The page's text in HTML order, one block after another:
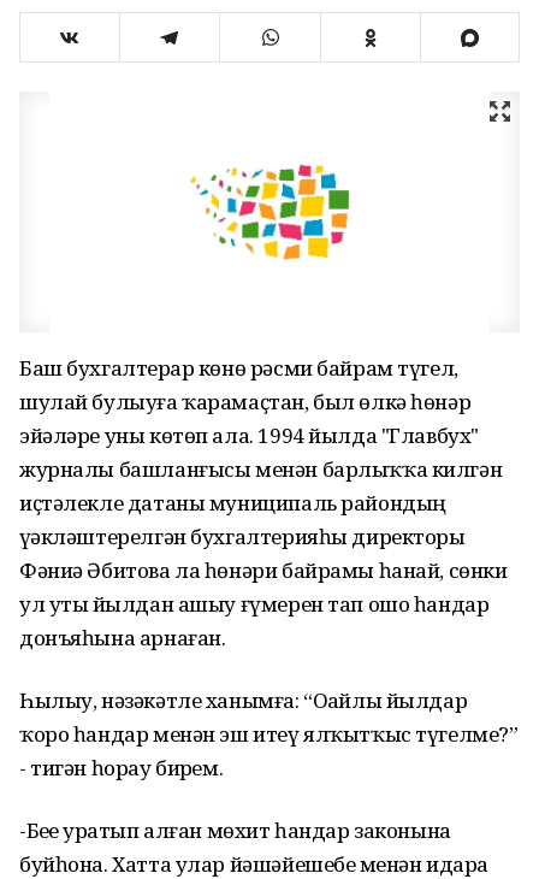
Баш бухгалтерҙар көнө рәсми байрам түгел,
шулай булыуға ҡарамаҫтан, был өлкә һөнәр
эйәләре уны көтөп ала. 1994 йылда "Главбух"
журналы башланғысы менән барлыҡҡа килгән
иҫтәлекле датаны муниципаль райондың
үҙәкләштерелгән бухгалтерияһы директоры
Фәниә Әбитова ла һөнәри байрамы һанай, сөнки
ул утыҙ йылдан ашыу ғүмерен тап ошо һандар
донъяһына арнаған.
Һылыу, нәзәкәтле ханымға: “Оҙайлы йылдар
ҡоро һандар менән эш итеү ялҡытҡыс түгелме?”
- тигән һорау бирҙем.
-Беҙҙе уратып алған мөхит һандар законына
буйһона. Хатта улар йәшәйешебеҙ менән идара